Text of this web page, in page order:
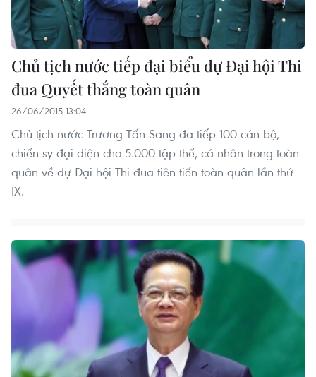
Chủ tịch nước tiếp đại biểu dự Đại hội Thi
đua Quyết thắng toàn quân
26/06/2015 13:04
Chủ tịch nước Trương Tấn Sang đã tiếp 100 cán bộ,
chiến sỹ đại diện cho 5.000 tập thể, cá nhân trong toàn
quân về dự Đại hội Thi đua tiên tiến toàn quân lần thứ
IX.